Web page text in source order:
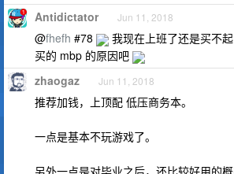
Antidictator Jun 11, 2018
@fhefh #78
我现在上班了还是买不
买的 mbp 的原因吧
zhaogaz Jun 11, 2018
推荐加钱，上顶配 低压商务本。
一点是基本不玩游戏了。
另外一点是对毕业之后，还比较好用的概